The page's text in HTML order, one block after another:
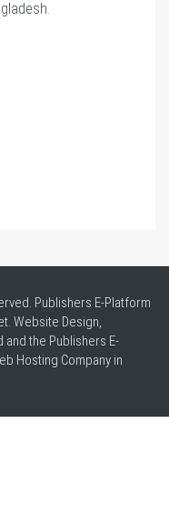
.
Publishers E-Platform
Website Design,
the Publishers E-
Hosting Company in